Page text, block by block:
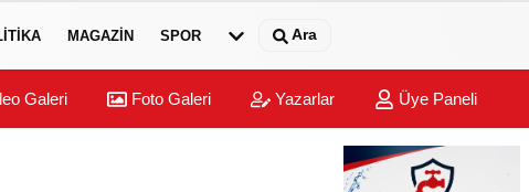
MAGAZIN SPOR Ara
Galeri Foto Galeri Yazarlar Üye Paneli